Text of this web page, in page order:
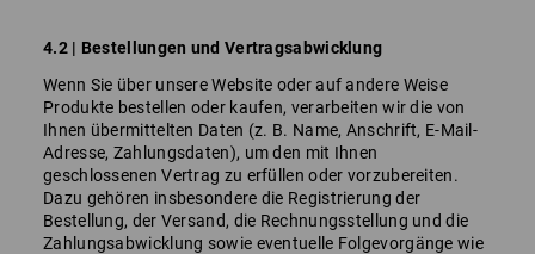
4.2 | Bestellungen und Vertragsabwicklung
Wenn Sie über unsere Website oder auf andere Weise
Produkte bestellen oder kaufen, verarbeiten wir die von
Ihnen übermittelten Daten (z. B. Name, Anschrift, E-Mail-
Adresse, Zahlungsdaten), um den mit Ihnen
geschlossenen Vertrag zu erfüllen oder vorzubereiten.
Dazu gehören insbesondere die Registrierung der
Bestellung, der Versand, die Rechnungsstellung und die
Zahlungsabwicklung sowie eventuelle Folgevorgänge wie